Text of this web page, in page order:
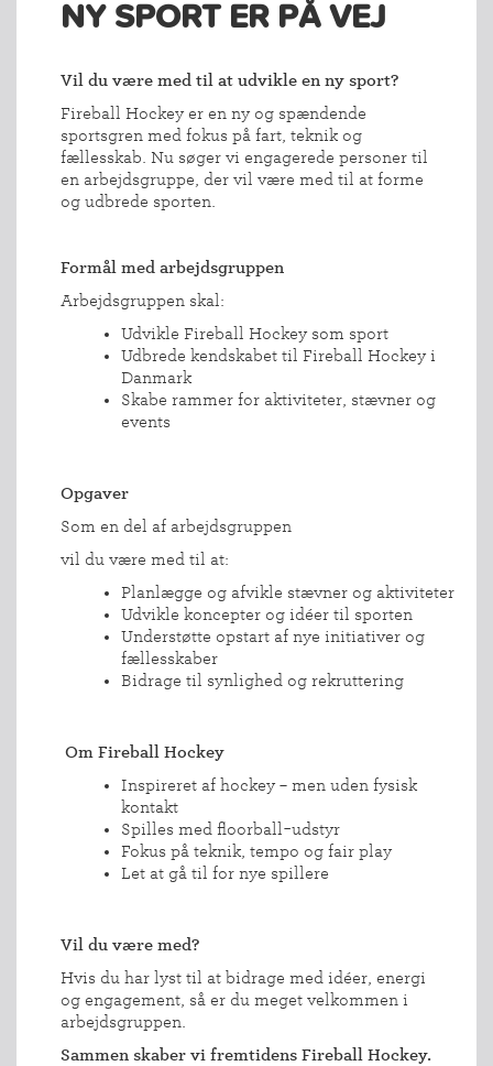
NY SPORT ER PÅ VEJ
Vil du være med til at udvikle en ny sport?
Fireball Hockey er en ny og spændende
sportsgren med fokus på fart, teknik og
fællesskab. Nu søger vi engagerede personer til
en arbejdsgruppe, der vil være med til at forme
og udbrede sporten.
Formål med arbejdsgruppen
Arbejdsgruppen skal:
Udvikle Fireball Hockey som sport
Udbrede kendskabet til Fireball Hockey i
Danmark
Skabe rammer for aktiviteter, stævner og
events
Opgaver
Som en del af arbejdsgruppen
vil du være med til at:
Planlægge og afvikle stævner og aktiviteter
Udvikle koncepter og idéer til sporten
Understøtte opstart af nye initiativer og
fællesskaber
Bidrage til synlighed og rekruttering
Om Fireball Hockey
Inspireret af hockey – men uden fysisk
kontakt
Spilles med floorball-udstyr
Fokus på teknik, tempo og fair play
Let at gå til for nye spillere
Vil du være med?
Hvis du har lyst til at bidrage med idéer, energi
og engagement, så er du meget velkommen i
arbejdsgruppen.
Sammen skaber vi fremtidens Fireball Hockey.